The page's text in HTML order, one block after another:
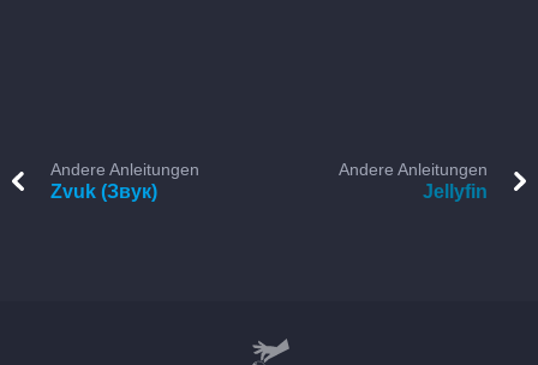
Andere Anleitungen
Zvuk (Звук)
Andere Anleitungen
Jellyfin